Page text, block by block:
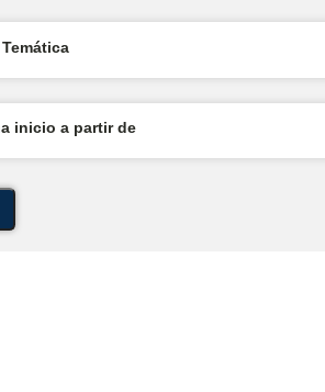
inicio a partir de